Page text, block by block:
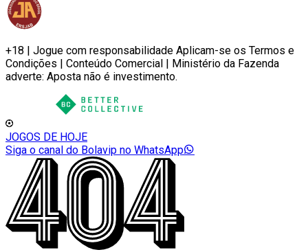
+18 | Jogue com responsabilidade Aplicam-se os Termos e
Condições | Conteúdo Comercial | Ministério da Fazenda
adverte: Aposta não é investimento.
JOGOS DE HOJE
Siga o canal do Bolavip no WhatsApp